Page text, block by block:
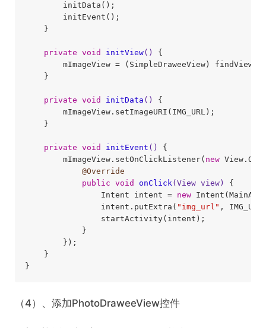
        initData();
        initEvent();
    }
private void initView()
{
mImageView = (SimpleDraweeView)
    }
private void initData ()
{
        mImageView.setImageURI(IMG_URL);
    }
private void initEvent ()
{
        mImageView.setOnClickListener(
new
@Override
public void onClick(View view)
{
                Intent intent =
new
                intent.putExtra(
"img_url" ,
                startActivity(intent);
            }
        });
    }
（4）、添加PhotoDraweeView控件